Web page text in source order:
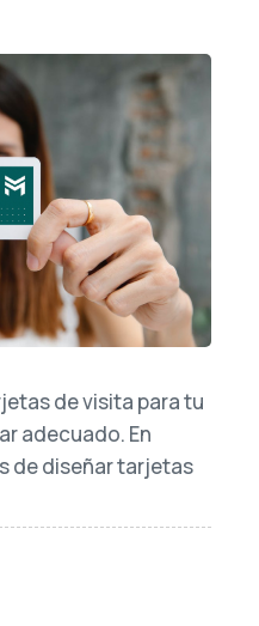
de visita para tu
adecuado. En
de diseñar tarjetas